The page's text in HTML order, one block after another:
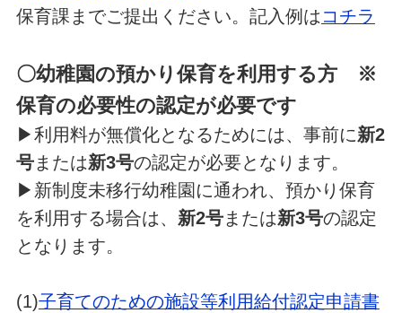
保育課までご提出ください。記入例は コチラ
〇幼稚園の預かり保育を利用する方 ※
保育の必要性の認定が必要です
▶利用料が無償化となるためには、事前に新2
号または新3号の認定が必要となります。
▶新制度未移行幼稚園に通われ、預かり保育
を利用する場合は、 新2号または新3号の認定
となります。
(1)子育てのための施設等利用給付認定申請書